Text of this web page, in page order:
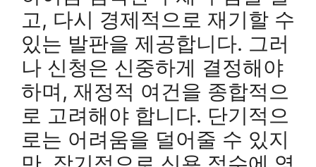
고, 다시 경제적으로 재기할 수
있는 발판을 제공합니다. 그러
나 신청은 신중하게 결정해야
하며, 재정적 여건을 종합적으
로 고려해야 합니다. 단기적으
로는 어려움을 덜어줄 수 있지